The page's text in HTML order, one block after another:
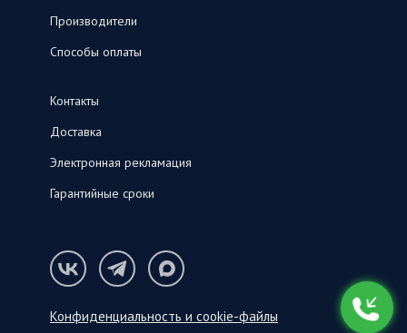
Производители
Способы оплаты
Контакты
Доставка
Электронная рекламация
Гарантийные сроки
Конфиденциальность и cookie-файлы